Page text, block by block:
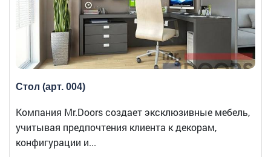
Стол (арт. 004)
Компания Mr.Doors создает эксклюзивные мебель,
учитывая предпочтения клиента к декорам,
конфигурации и...